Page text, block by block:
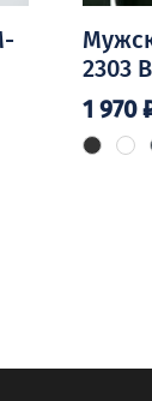
2303
1 970
Этот